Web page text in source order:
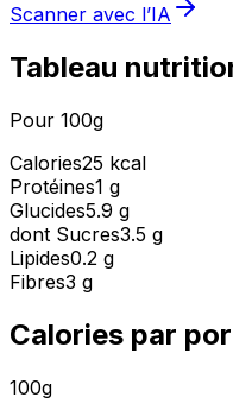
Scanner avec l’IA
Tableau
Pour 100g
Calories25 kcal
Protéines1 g
Glucides5.9 g
dont Sucres3.5 g
Lipides0.2 g
Fibres3 g
Calories par
100g